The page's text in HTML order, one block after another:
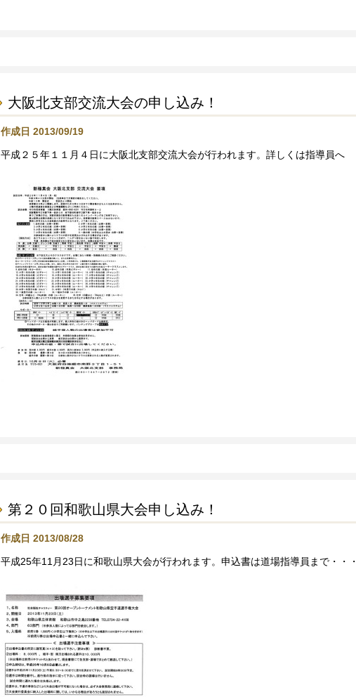
大阪北支部交流大会の申し込み！
作成日 2013/09/19
平成２５年１１月４日に大阪北支部交流大会が行われます。詳しくは指導員へ
第２０回和歌山県大会申し込み！
作成日 2013/08/28
平成25年11月23日に和歌山県大会が行われます。申込書は道場指導員まで・・・